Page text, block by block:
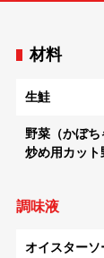
材料
生鮭
野菜（かぼ
炒め用カット
調味液
オイスターソ